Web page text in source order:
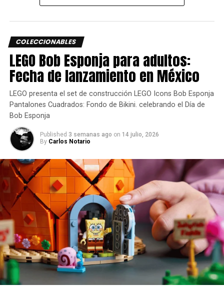
Sin duda, lo que hace especial a cada uno de estos
suaves amigos es su personalidad única.
Lo que los convierte en compañeros ideales con los que
podrás identificarte y formar tu propio Squad.
En esta temporada de fiestas Squishmallows te invita a
abrazar, literalmente, la riqueza cultural de México.
Gracias a una colección que rinde tributo a la alegría,
belleza y diversidad de nuestro país.
Siguenos en todas nuestrasredes sociales para estar
enterado de lo más atractivo del mundo geek, además
suscríbete a nuestro canal deYoutubeypodcast
comments
RELATED TOPICS: COLECCIONABLES
JUGUETES
SQUISHMALLOWS
COLECCIONABLES
LEGO Bob Esponja para adultos:
Fecha de lanzamiento en México
LEGO presenta el set de construcción LEGO Icons Bob Esponja
Pantalones Cuadrados: Fondo de Bikini. celebrando el Día de
Bob Esponja
Published 3 semanas ago on 14 julio, 2026
By Carlos Notario